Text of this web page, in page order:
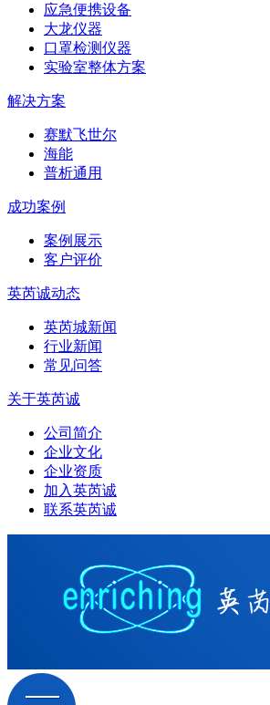
应急便携设备
大龙仪器
口罩检测仪器
实验室整体方案
解决方案
赛默飞世尔
海能
普析通用
成功案例
案例展示
客户评价
英芮诚动态
英芮城新闻
行业新闻
常见问答
关于英芮诚
公司简介
企业文化
企业资质
加入英芮诚
联系英芮诚